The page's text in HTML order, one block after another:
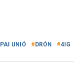
UNIÓ DRÓN 4IG